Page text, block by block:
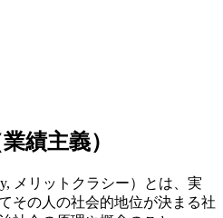
績主義）
メリットクラシー）とは、実
その人の社会的地位が決まる社